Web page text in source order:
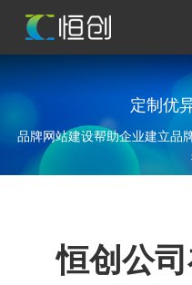
定制优
品牌网站建设帮助企业建立品
恒创公